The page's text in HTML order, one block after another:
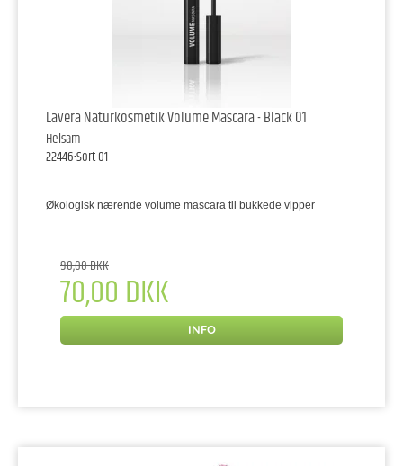
Lavera Naturkosmetik Volume Mascara - Black 01
Helsam
22446-Sort 01
Økologisk nærende volume mascara til bukkede vipper
90,00 DKK
70,00 DKK
INFO